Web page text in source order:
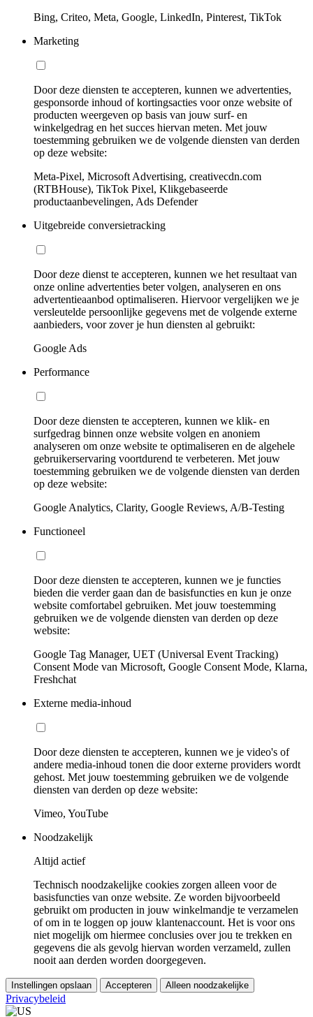
Bing, Criteo, Meta, Google, LinkedIn, Pinterest, TikTok
Marketing
Door deze diensten te accepteren, kunnen we advertenties,
gesponsorde inhoud of kortingsacties voor onze website of
producten weergeven op basis van jouw surf- en
winkelgedrag en het succes hiervan meten. Met jouw
toestemming gebruiken we de volgende diensten van derden
op deze website:
Meta-Pixel, Microsoft Advertising, creativecdn.com
(RTBHouse), TikTok Pixel, Klikgebaseerde
productaanbevelingen, Ads Defender
Uitgebreide conversietracking
Door deze dienst te accepteren, kunnen we het resultaat van
onze online advertenties beter volgen, analyseren en ons
advertentieaanbod optimaliseren. Hiervoor vergelijken we je
versleutelde persoonlijke gegevens met de volgende externe
aanbieders, voor zover je hun diensten al gebruikt:
Google Ads
Performance
Door deze diensten te accepteren, kunnen we klik- en
surfgedrag binnen onze website volgen en anoniem
analyseren om onze website te optimaliseren en de algehele
gebruikerservaring voortdurend te verbeteren. Met jouw
toestemming gebruiken we de volgende diensten van derden
op deze website:
Google Analytics, Clarity, Google Reviews, A/B-Testing
Functioneel
Door deze diensten te accepteren, kunnen we je functies
bieden die verder gaan dan de basisfuncties en kun je onze
website comfortabel gebruiken. Met jouw toestemming
gebruiken we de volgende diensten van derden op deze
website:
Google Tag Manager, UET (Universal Event Tracking)
Consent Mode van Microsoft, Google Consent Mode, Klarna,
Freshchat
Externe media-inhoud
Door deze diensten te accepteren, kunnen we je video's of
andere media-inhoud tonen die door externe providers wordt
gehost. Met jouw toestemming gebruiken we de volgende
diensten van derden op deze website:
Vimeo, YouTube
Noodzakelijk
Altijd actief
Technisch noodzakelijke cookies zorgen alleen voor de
basisfuncties van onze website. Ze worden bijvoorbeeld
gebruikt om producten in jouw winkelmandje te verzamelen
of om in te loggen op jouw klantenaccount. Het is voor ons
niet mogelijk om hiermee conclusies over jou te trekken en
gegevens die als gevolg hiervan worden verzameld, zullen
nooit aan derden worden doorgegeven.
Instellingen opslaan Accepteren Alleen noodzakelijke
Privacybeleid